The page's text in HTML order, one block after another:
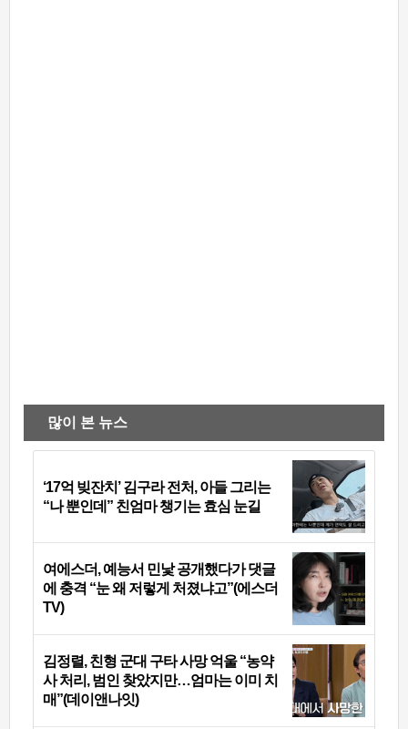
많이 본 뉴스
‘17억 빚잔치’ 김구라 전처, 아들 그리는
“나 뿐인데” 친엄마 챙기는 효심 눈길
여에스더, 예능서 민낯 공개했다가 댓글
에 충격 “눈 왜 저렇게 처졌냐고”(에스더
TV)
김정렬, 친형 군대 구타 사망 억울 “농약
사 처리, 범인 찾았지만…엄마는 이미 치
매”(데이앤나잇)